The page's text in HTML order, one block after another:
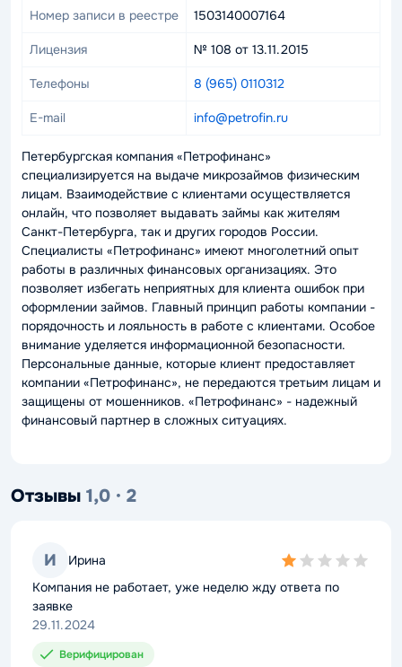
Номер записи в реестре 1503140007164
Лицензия № 108 от 13.11.2015
Телефоны 8 (965) 0110312
E-mail info@petrofin.ru
Петербургская компания «Петрофинанс»
специализируется на выдаче микрозаймов физическим
лицам. Взаимодействие с клиентами осуществляется
онлайн, что позволяет выдавать займы как жителям
Санкт-Петербурга, так и других городов России.
Специалисты «Петрофинанс» имеют многолетний опыт
работы в различных финансовых организациях. Это
позволяет избегать неприятных для клиента ошибок при
оформлении займов. Главный принцип работы компании -
порядочность и лояльность в работе с клиентами. Особое
внимание уделяется информационной безопасности.
Персональные данные, которые клиент предоставляет
компании «Петрофинанс», не передаются третьим лицам и
защищены от мошенников. «Петрофинанс» - надежный
финансовый партнер в сложных ситуациях.
Отзывы 1,0 · 2
И Ирина
1,0
rating
Компания не работает, уже неделю жду ответа по
заявке
29.11.2024
Верифицирован